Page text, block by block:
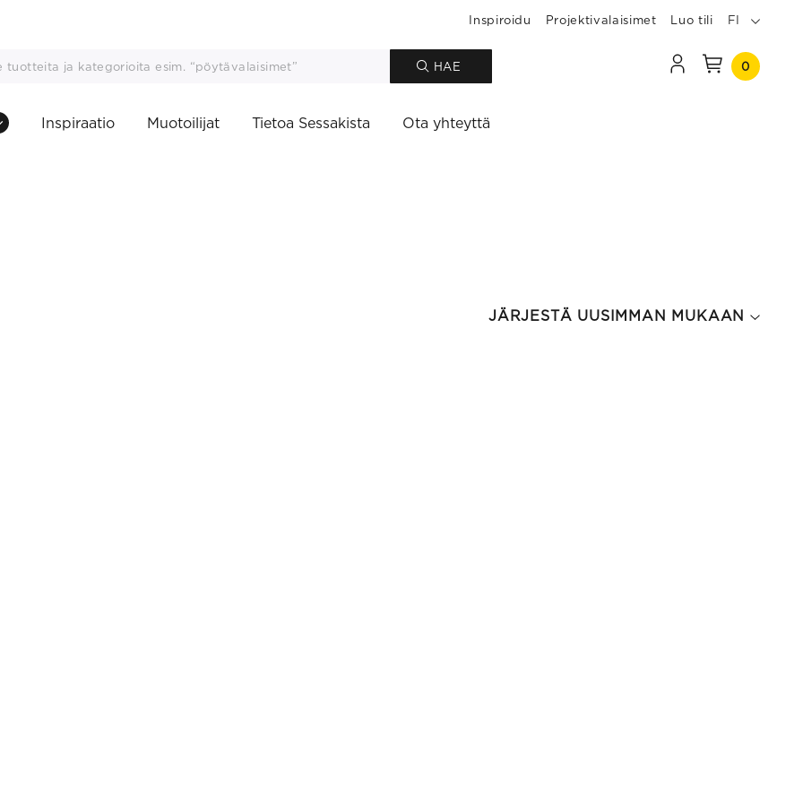
Inspiroidu Projektivalaisimet Luo tili FI
HAE 0
Inspiraatio Muotoilijat Tietoa Sessakista Ota yhteyttä